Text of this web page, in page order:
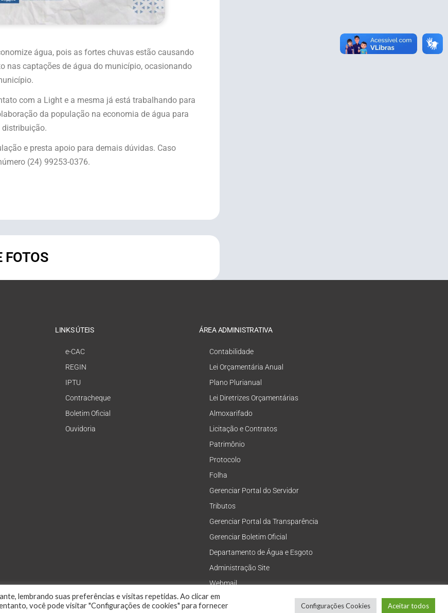
água, pois as fortes chuvas estão causando
nas captações de água do município, ocasionando
com a Light e a mesma já está trabalhando para
da população na economia de água para
distribuição.
e presta apoio para demais dúvidas. Caso
(24) 99253-0376.
FOTOS
LINKS ÚTEIS
e-CAC
REGIN
IPTU
Contracheque
Boletim Oficial
Ouvidoria
ÁREA ADMINISTRATIVA
Contabilidade
Lei Orçamentária Anual
Plano Plurianual
Lei Diretrizes Orçamentárias
Almoxarifado
Licitação e Contratos
Patrimônio
Protocolo
Folha
Gerenciar Portal do Servidor
Tributos
Gerenciar Portal da Transparência
Gerenciar Boletim Oficial
Departamento de Água e Esgoto
Administração Site
Webmail
lembrando suas preferências e visitas repetidas. Ao clicar em
você pode visitar "Configurações de cookies" para fornecer
Configurações Cookies Aceitar todos